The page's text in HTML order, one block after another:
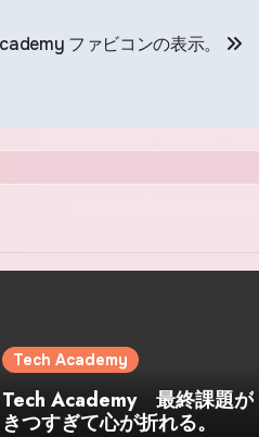
ファビコンの表示。
Tech Academy
Tech Academy 最終課題が
きつすぎて心が折れる。